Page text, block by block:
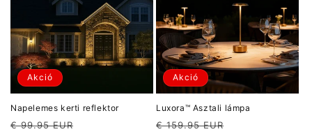
Akció
Napelemes kerti reflektor
Normál
€ 99.95 EUR
Akció
Luxora™ Asztali lámpa
Normál
€ 159.95 EUR